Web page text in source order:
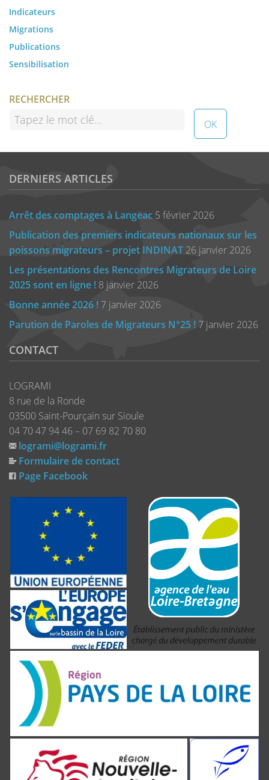
Indicateurs
Migrations
Publications
Sensibilisation
RECHERCHER
DERNIERS ARTICLES
Arrêt des comptages à Langeac 5 février 2026
Publication des premiers indicateurs nationaux sur les
poissons migrateurs – projet INDINAT 26 janvier 2026
Les présentations des Rencontres Migrateurs de Loire
2025 sont en ligne ! 8 janvier 2026
Bonne année 2026 ! 7 janvier 2026
Parution de Paroles de Migrateurs N°25 ! 7 janvier 2026
CONTACT
LOGRAMI
8 rue de la Ronde
03500 Saint-Pourçain sur Sioule
04 70 47 94 46 – 07 69 82 70 80
logrami@logrami.fr
Formulaire de contact
Page Facebook